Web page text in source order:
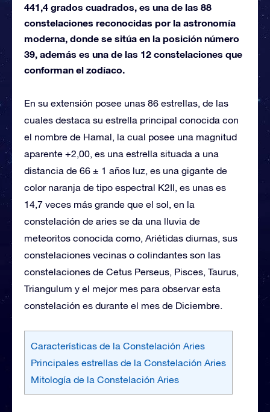
441,4 grados cuadrados, es una de las 88
constelaciones reconocidas por la astronomía
moderna, donde se sitúa en la posición número
39, además es una de las 12 constelaciones que
conforman el zodíaco.
En su extensión posee unas 86 estrellas, de las
cuales destaca su estrella principal conocida con
el nombre de Hamal, la cual posee una magnitud
aparente +2,00, es una estrella situada a una
distancia de 66 ± 1 años luz, es una gigante de
color naranja de tipo espectral K2II, es unas es
14,7 veces más grande que el sol, en la
constelación de aries se da una lluvia de
meteoritos conocida como, Ariétidas diurnas, sus
constelaciones vecinas o colindantes son las
constelaciones de Cetus Perseus, Pisces, Taurus,
Triangulum y el mejor mes para observar esta
constelación es durante el mes de Diciembre.
Características de la Constelación Aries
Principales estrellas de la Constelación Aries
Mitología de la Constelación Aries